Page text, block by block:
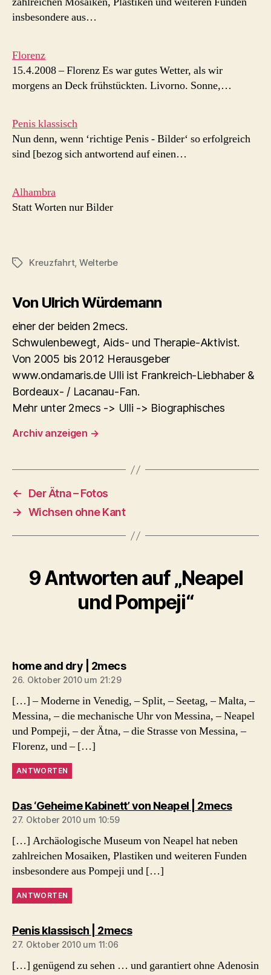
insbesondere aus…
Florenz
15.4.2008 – Florenz Es war gutes Wetter, als wir
morgens an Deck frühstückten. Livorno. Sonne,…
Penis klassisch
Nun denn, wenn ‘richtige Penis - Bilder‘ so erfolgreich
sind [bezog sich antwortend auf einen…
Alhambra
Statt Worten nur Bilder
Schlagwörter
Kreuzfahrt, Welterbe
Von Ulrich Würdemann
einer der beiden 2mecs.
Schwulenbewegt, Aids- und Therapie-Aktivist.
Von 2005 bis 2012 Herausgeber
www.ondamaris.de Ulli ist Frankreich-Liebhaber &
Bordeaux- / Lacanau-Fan.
Mehr unter 2mecs -> Ulli -> Biographisches
Archiv anzeigen →
←
Der Ätna – Fotos
→ Wichsen ohne Kant
9 Antworten auf „Neapel
und Pompeji“
home and dry | 2mecssagt:
26. Oktober 2010 um 21:29
[…] – Moderne in Venedig, – Split, – Seetag, – Malta, –
Messina, – die mechanische Uhr von Messina, – Neapel
und Pompeji, – der Ätna, – die Strasse von Messina, –
Florenz, und – […]
ANTWORTEN
Das ‘Geheime Kabinett’ von Neapel | 2mecssagt:
27. Oktober 2010 um 10:59
[…] Archäologische Museum von Neapel hat neben
zahlreichen Mosaiken, Plastiken und weiteren Funden
insbesondere aus Pompeji und […]
ANTWORTEN
Penis klassisch | 2mecssagt:
27. Oktober 2010 um 11:06
[…] genügend zu sehen … und garantiert ohne Adenosin